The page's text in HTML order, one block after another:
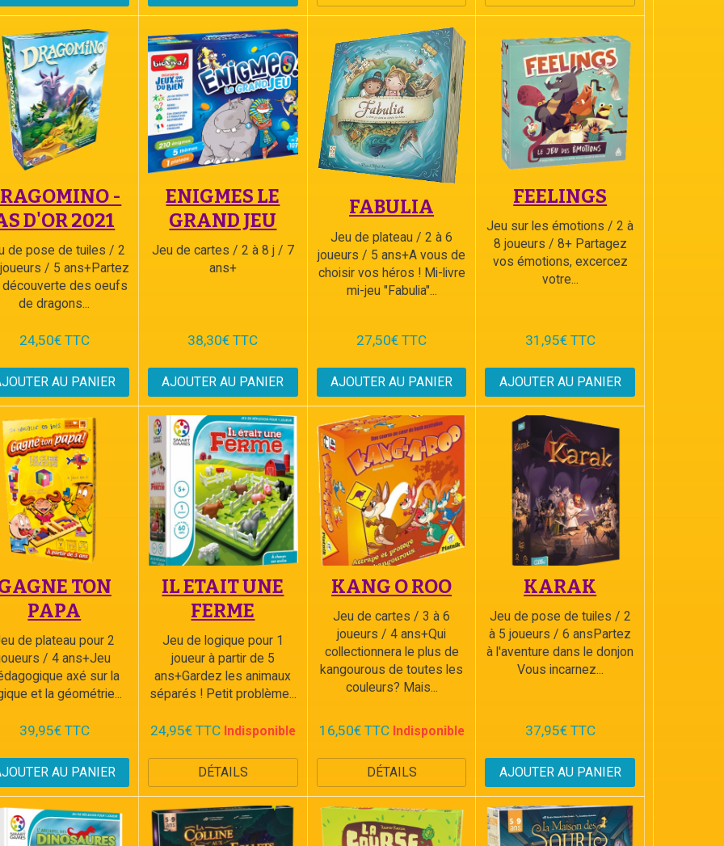
-
D'OR 2021
de pose de tuiles / 2
/ 5 ans+Partez
découverte des oeufs
de dragons...
24,50€ TTC
AU PANIER
ENIGMES LE
GRAND JEU
Jeu de cartes / 2 à 8 j / 7
ans+
38,30€ TTC
AJOUTER AU PANIER
FABULIA
Jeu de plateau / 2 à 6
joueurs / 5 ans+A vous de
choisir vos héros ! Mi-livre
mi-jeu "Fabulia"...
27,50€ TTC
AJOUTER AU PANIER
FEELINGS
Jeu sur les émotions / 2 à
8 joueurs / 8+ Partagez
vos émotions, excercez
votre...
31,95€ TTC
AJOUTER AU PANIER
TON
PAPA
de plateau pour 2
/ 4 ans+Jeu
axé sur la
et la géométrie...
39,95€ TTC
AU PANIER
IL ETAIT UNE
FERME
Jeu de logique pour 1
joueur à partir de 5
ans+Gardez les animaux
séparés ! Petit problème...
24,95€ TTC Indisponible
DÉTAILS
KANG O ROO
Jeu de cartes / 3 à 6
joueurs / 4 ans+Qui
collectionnera le plus de
kangourous de toutes les
couleurs? Mais...
16,50€ TTC Indisponible
DÉTAILS
KARAK
Jeu de pose de tuiles / 2
à 5 joueurs / 6 ansPartez
à l'aventure dans le donjon
Vous incarnez...
37,95€ TTC
AJOUTER AU PANIER